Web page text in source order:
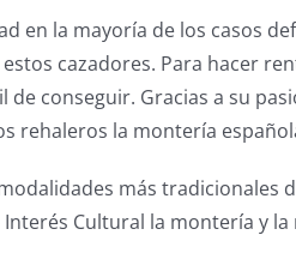
en la mayoría de los casos
cazadores. Para hacer
de conseguir. Gracias a su
rehaleros la montería
más
Cultural la montería y